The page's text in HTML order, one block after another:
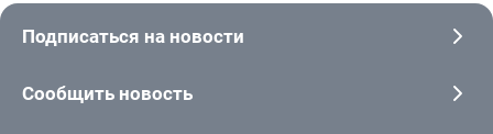
Подписаться на новости
Сообщить новость